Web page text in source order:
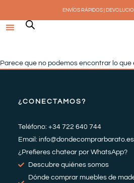
contenido
ENVÍOS RÁPIDOS |
Parece que no podemos encontrar lo que
¿CONECTAMOS?
Teléfono: +34 722 640 744
Email: info@dondecomprarbarato.es
¿Prefieres chatear por WhatsApp?
Descubre quiénes somos
Dónde comprar muebles de